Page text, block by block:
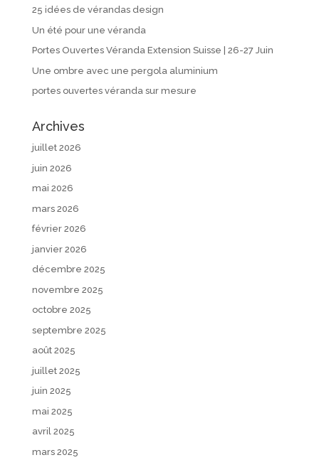
25 idées de vérandas design
Un été pour une véranda
Portes Ouvertes Véranda Extension Suisse | 26-27 Juin
Une ombre avec une pergola aluminium
portes ouvertes véranda sur mesure
Archives
juillet 2026
juin 2026
mai 2026
mars 2026
février 2026
janvier 2026
décembre 2025
novembre 2025
octobre 2025
septembre 2025
août 2025
juillet 2025
juin 2025
mai 2025
avril 2025
mars 2025